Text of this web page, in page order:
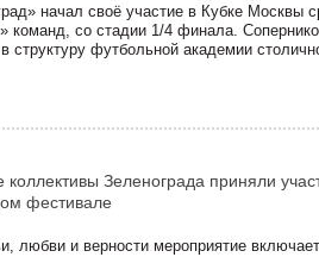
начал своё участие в Кубке Москвы
команд, со стадии 1/4 финала.
футбольной академии
коллективы Зеленограда приняли
фестивале
любви и верности мероприятие